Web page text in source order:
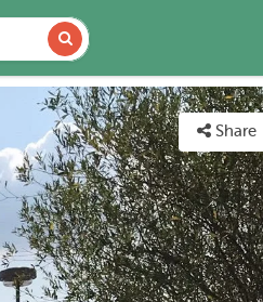
MAP
Share